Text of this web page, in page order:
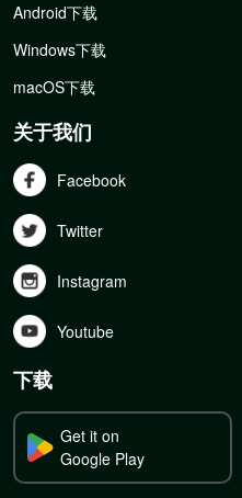
Android下载
Windows下载
macOS下载
关于我们
Facebook
Twitter
Instagram
Youtube
下载
Get it on
Google Play